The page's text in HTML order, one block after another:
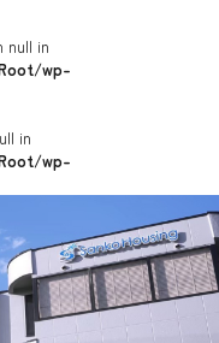
null in
wp-
in
wp-